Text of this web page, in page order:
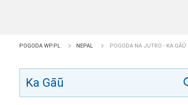
POGODA WP.PL NEPAL POGODA NA JUTRO - KA GĀŨ